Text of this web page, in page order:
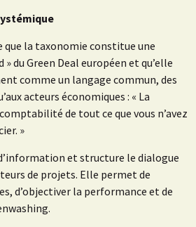
que la taxonomie constitue une
du Green Deal européen et qu’elle
comme un langage commun, des
acteurs économiques : « La
de tout ce que vous n’avez
»
et structure le dialogue
de projets. Elle permet de
d’objectiver la performance et de